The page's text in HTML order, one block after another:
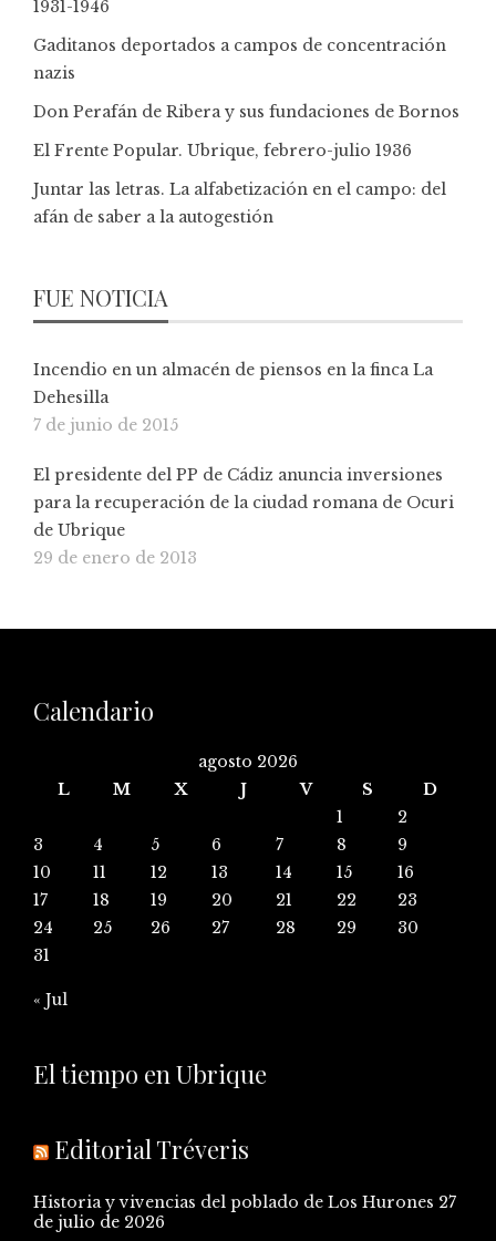
1931-1946
Gaditanos deportados a campos de concentración
nazis
Don Perafán de Ribera y sus fundaciones de Bornos
El Frente Popular. Ubrique, febrero-julio 1936
Juntar las letras. La alfabetización en el campo: del
afán de saber a la autogestión
FUE NOTICIA
Incendio en un almacén de piensos en la finca La
Dehesilla
7 de junio de 2015
El presidente del PP de Cádiz anuncia inversiones
para la recuperación de la ciudad romana de Ocuri
de Ubrique
29 de enero de 2013
Calendario
agosto 2026
L
M X J V S
D
1
2
3
4 5 6 7 8
9
10
11 12 13 14 15
16
17
18 19 20 21 22
23
24
25 26 27 28 29
30
31
« Jul
El tiempo en Ubrique
Editorial Tréveris
Historia y vivencias del poblado de Los Hurones 27
de julio de 2026